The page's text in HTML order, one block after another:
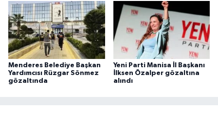
Menderes Belediye Başkan
Yardımcısı Rüzgar Sönmez
gözaltında
Yeni Parti Manisa İl Başkanı
İlksen Özalper gözaltına
alındı